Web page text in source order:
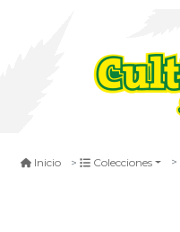
Inicio Colecciones